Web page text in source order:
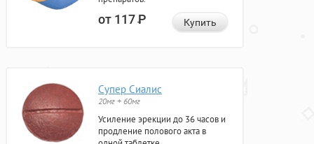
от 117Р Купить
Супер Сиалис
20мг + 60мг
Усиление эрекции до 36 часов и
продление полового акта в